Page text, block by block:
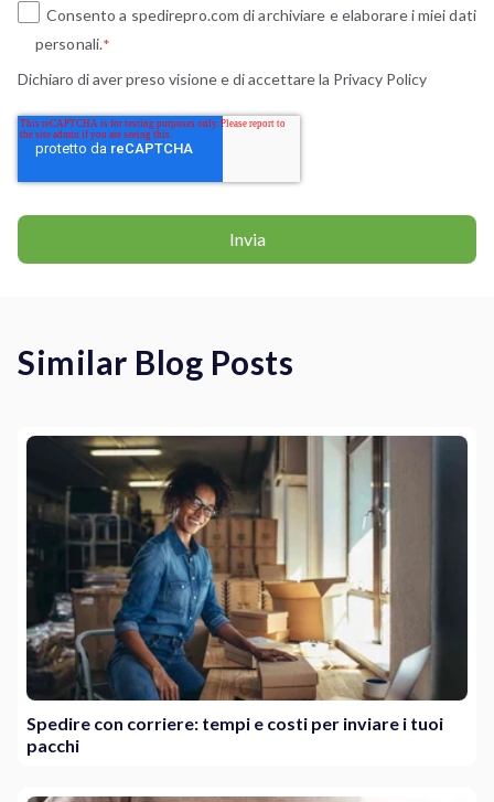
Consento a spedirepro.com di archiviare e elaborare i miei dati
personali.*
Dichiaro di aver preso visione e di accettare la Privacy Policy
Similar Blog Posts
Spedire con corriere: tempi e costi per inviare i tuoi
pacchi